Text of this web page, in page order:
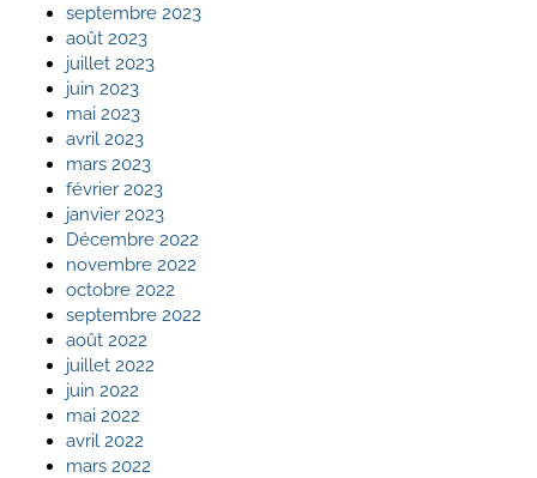
septembre 2023
août 2023
juillet 2023
juin 2023
mai 2023
avril 2023
mars 2023
février 2023
janvier 2023
Décembre 2022
novembre 2022
octobre 2022
septembre 2022
août 2022
juillet 2022
juin 2022
mai 2022
avril 2022
mars 2022